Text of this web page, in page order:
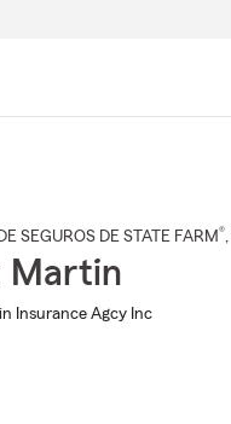
SEGUROS DE STATE FARM®,
Martin
Insurance Agcy Inc